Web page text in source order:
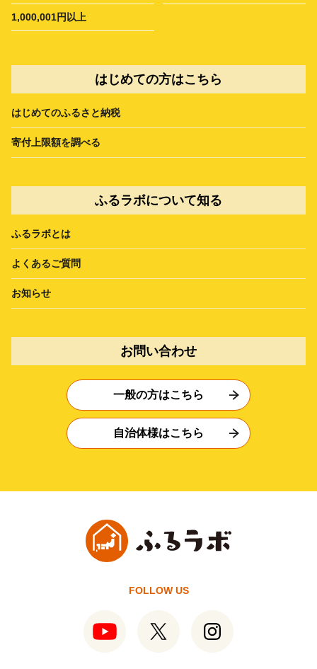
1,000,001円以上
はじめての方はこちら
はじめてのふるさと納税
寄付上限額を調べる
ふるラボについて知る
ふるラボとは
よくあるご質問
お知らせ
お問い合わせ
一般の方はこちら
自治体様はこちら
FOLLOW US